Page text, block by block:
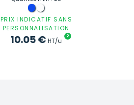
PRIX INDICATIF SANS
PERSONNALISATION
10.05€HT/u
?